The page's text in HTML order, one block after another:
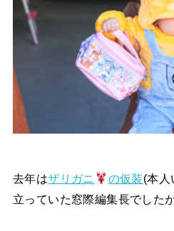
去年はザリガニ の仮装(本人
立っていた窓際編集長でしたが